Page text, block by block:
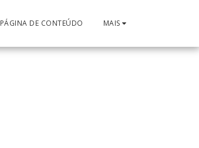
PÁGINA DE CONTEÚDO MAIS